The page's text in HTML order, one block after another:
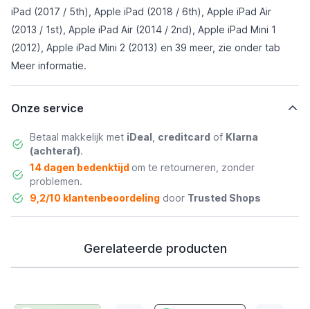
iPad (2017 / 5th), Apple iPad (2018 / 6th), Apple iPad Air
(2013 / 1st), Apple iPad Air (2014 / 2nd), Apple iPad Mini 1
(2012), Apple iPad Mini 2 (2013) en 39 meer, zie onder tab
Meer informatie.
Onze service
Betaal makkelijk met iDeal creditcard of Klarna
(achteraf).
14 dagen bedenktijd om te retourneren, zonder
problemen.
9,2/10 klantenbeoordelingdoor Trusted Shops
Gerelateerde producten